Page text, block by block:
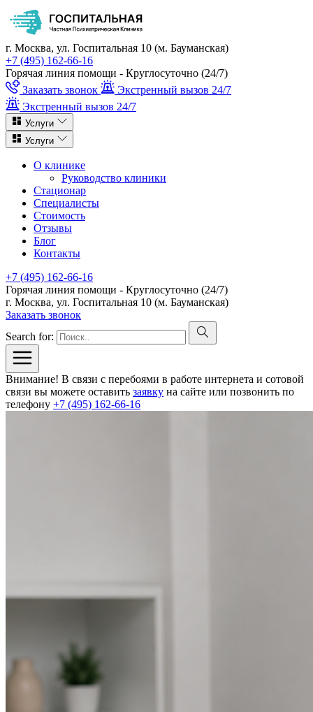
г. Москва, ул. Госпитальная 10 (м. Бауманская)
+7 (495) 162-66-16
Горячая линия помощи - Круглосуточно (24/7)
Заказать звонок
Экстренный вызов 24/7
Экстренный вызов 24/7
Услуги
Услуги
О клинике
Руководство клиники
Стационар
Специалисты
Стоимость
Отзывы
Блог
Контакты
+7 (495) 162-66-16
Горячая линия помощи - Круглосуточно (24/7)
г. Москва, ул. Госпитальная 10 (м. Бауманская)
Заказать звонок
Search for:
Внимание! В связи с перебоями в работе интернета и сотовой
связи вы можете оставить заявку на сайте или позвонить по
телефону +7 (495) 162-66-16